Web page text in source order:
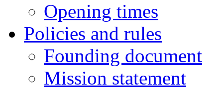
Opening times
Policies and rules
Founding document
Mission statement